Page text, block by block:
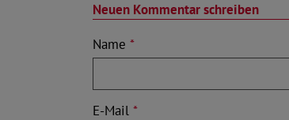
Neuen Kommentar schreiben
Name *
E-Mail *